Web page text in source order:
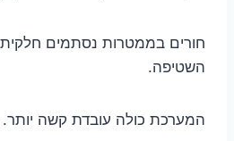
חורים בממטרות נסתמים
השטיפה.
המערכת כולה עובדת קשה יותר.